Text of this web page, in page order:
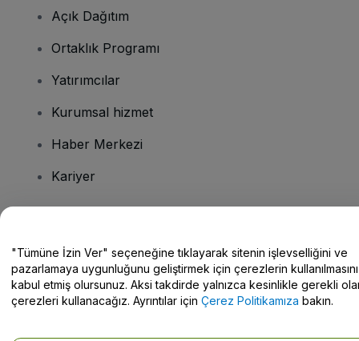
Açık Dağıtım
Ortaklık Programı
Yatırımcılar
Kurumsal hizmet
Haber Merkezi
Kariyer
Yardım Merkezi / Bize Ulaşın
"Tümüne İzin Ver" seçeneğine tıklayarak sitenin işlevselliğini ve
pazarlamaya uygunluğunu geliştirmek için çerezlerin kullanılmasını
kabul etmiş olursunuz. Aksi takdirde yalnızca kesinlikle gerekli
çerezleri kullanacağız. Ayrıntılar için Çerez Politikamıza bakın.